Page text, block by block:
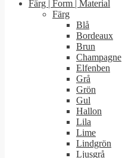
Färg | Form | Material
Färg
Blå
Bordeaux
Brun
Champagne
Elfenben
Grå
Grön
Gul
Hallon
Lila
Lime
Lindgrön
Ljusgrå